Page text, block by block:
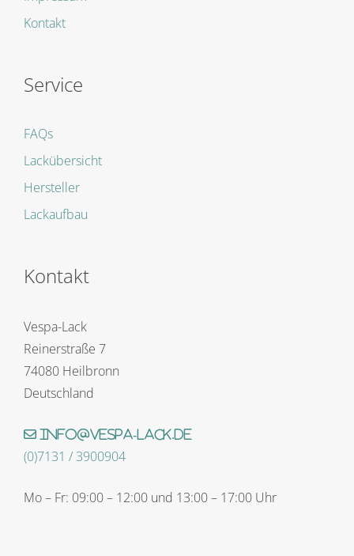
Kontakt
Service
FAQs
Lackübersicht
Hersteller
Lackaufbau
Kontakt
Vespa-Lack
Reinerstraße 7
74080 Heilbronn
Deutschland
info@vespa-lack.de
(0)7131 / 3900904
Mo – Fr: 09:00 – 12:00 und 13:00 – 17:00 Uhr